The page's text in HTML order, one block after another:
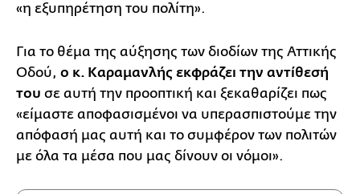
«η εξυπηρέτηση του πολίτη».
Για το θέμα της αύξησης των διοδίων της Αττικής
Οδού, ο κ. Καραμανλής εκφράζει την αντίθεσή
του σε αυτή την προοπτική και ξεκαθαρίζει πως
«είμαστε αποφασισμένοι να υπερασπιστούμε την
απόφασή μας αυτή και το συμφέρον των πολιτών
με όλα τα μέσα που μας δίνουν οι νόμοι».